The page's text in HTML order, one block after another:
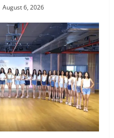
August 6, 2026